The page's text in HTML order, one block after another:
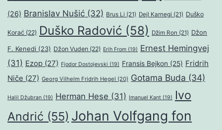
(26) Branislav Nušić (32) Brus Li (21) Dejl Karnegi (21) Duško
Korać (22) Duško Radović (58) Džim Ron (21) Džon
F. Kenedi (23) Džon Vuden (22) Erih From (19) Ernest Hemingvej
(31) Ezop (27) Fjodor Dostojevski (19) Fransis Bejkon (25) Fridrih
Niče (27) Georg Vilhelm Fridrih Hegel (20) Gotama Buda (34)
Halil Džubran (19) Herman Hese (31) Imanuel Kant (19)
Ivo
Andrić (55) Johan Volfgang fon